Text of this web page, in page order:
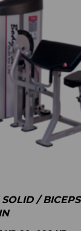
/ BICEPS